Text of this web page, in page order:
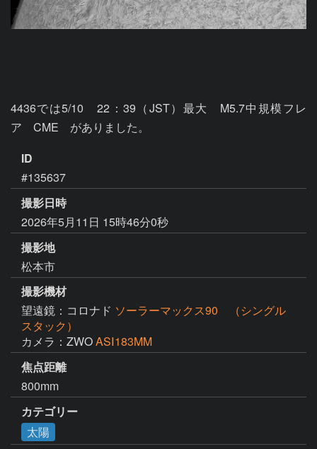
4436では5/10　22：39（JST）最大　M5.7中規模フレ
ア　CME　がありました。
ID
#135637
撮影日時
2026年5月11日 15時46分0秒
撮影地
松本市
撮影機材
望遠鏡：コロナド ソーラーマックス90 （シングル
スタック）
カメラ：ZWOASⅠ183MM
焦点距離
800mm
カテゴリー
太陽